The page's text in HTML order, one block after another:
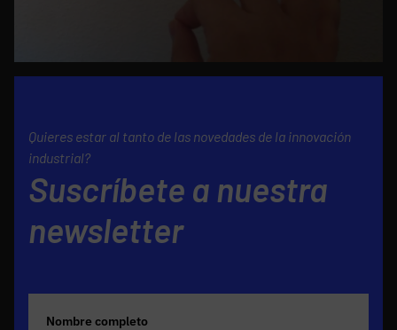
Quieres estar al tanto de las novedades de la innovación
industrial?
Suscríbete a nuestra
newsletter
Nombre completo